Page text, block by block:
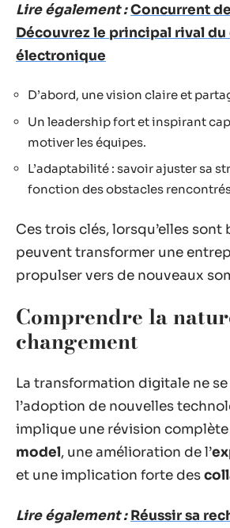
Lire également :Concurrent
Découvrez le principal rival du
électronique
D’abord, une vision claire et
Un leadership fort et inspirant
motiver les équipes.
L’adaptabilité : savoir ajuster sa
fonction des obstacles
Ces trois clés, lorsqu’elles sont
peuvent transformer une
propulser vers de nouveaux
Comprendre la
changement
La transformation digitale ne se
l’adoption de nouvelles
implique une révision complète
model, une amélioration de l’
et une implication forte des
Lire également : Réussir sa